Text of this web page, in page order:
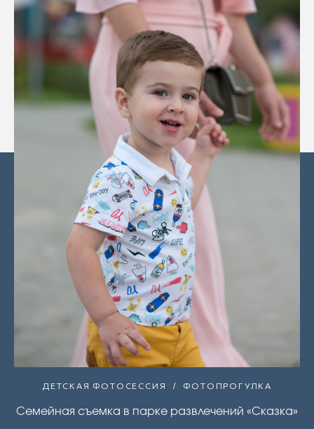
ДЕТСКАЯ ФОТОСЕССИЯ ФОТОПРОГУЛКА
Семейная съемка в парке развлечений «Сказка»